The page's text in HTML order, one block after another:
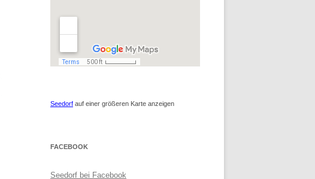
Seedorf auf einer größeren Karte anzeigen
FACEBOOK
Seedorf bei Facebook